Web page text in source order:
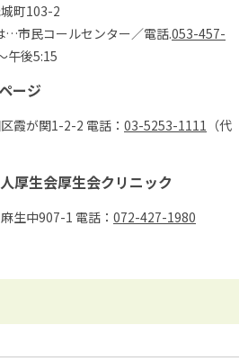
町103-2
…市民コールセンター／電話.053-457-
午後5:15
ージ
霞が関1-2-2 電話： 03-5253-1111 （代
厚生会厚生会クリニック
生中907-1 電話： 072-427-1980